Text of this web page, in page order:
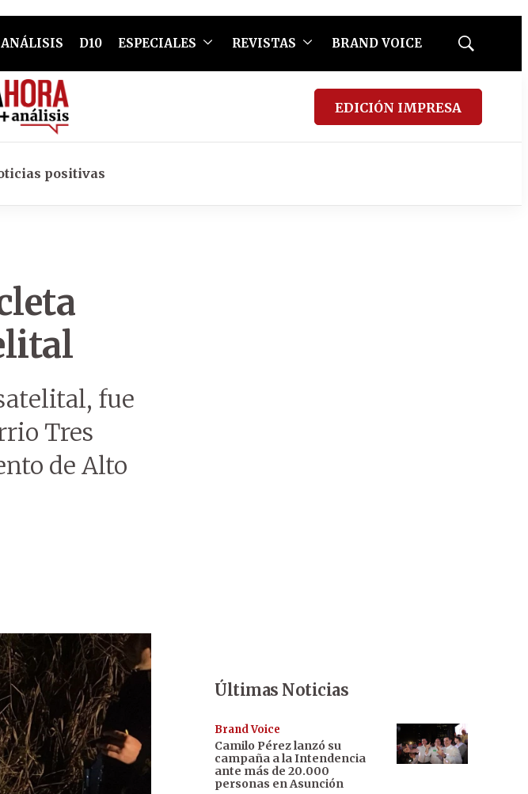
ANÁLISIS D10 ESPECIALES REVISTAS BRAND VOICE
Mostrar
EDICIÓN IMPRESA
positivas
fue
Tres
de Alto
Últimas Noticias
Brand Voice
Camilo Pérez lanzó su
campaña a la Intendencia
ante más de 20.000
personas en Asunción